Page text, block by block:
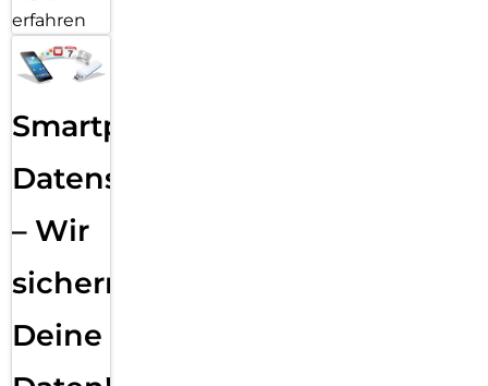
erfahren
Smartphone
Datensicherung
– Wir
sichern
Deine